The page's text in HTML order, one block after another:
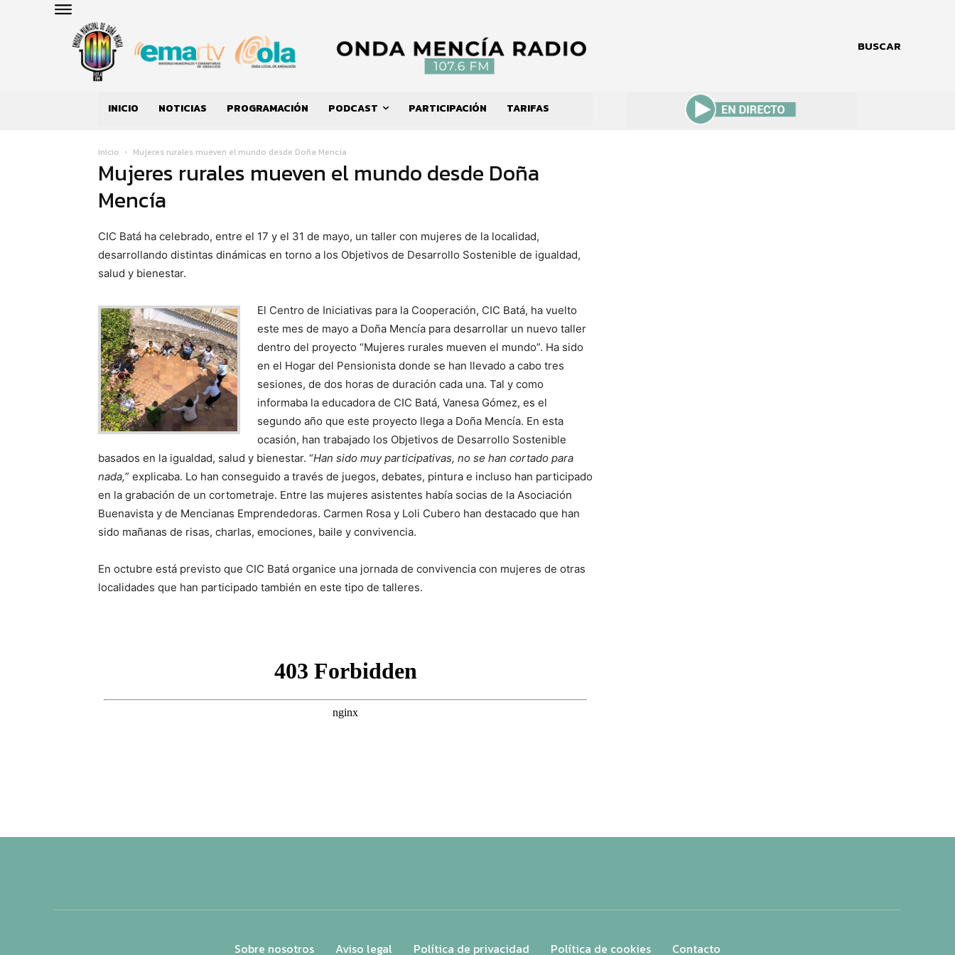
BUSCAR
INICIO NOTICIAS PROGRAMACIÓN PODCAST PARTICIPACIÓN TARIFAS
Inicio Mujeres rurales mueven el mundo desde Doña Mencía
Mujeres rurales mueven el mundo desde Doña
Mencía
CIC Batá ha celebrado, entre el 17 y el 31 de mayo, un taller con mujeres de la localidad,
desarrollando distintas dinámicas en torno a los Objetivos de Desarrollo Sostenible de igualdad,
salud y bienestar.
El Centro de Iniciativas para la Cooperación, CIC Batá, ha vuelto
este mes de mayo a Doña Mencía para desarrollar un nuevo taller
dentro del proyecto “Mujeres rurales mueven el mundo”. Ha sido
en el Hogar del Pensionista donde se han llevado a cabo tres
sesiones, de dos horas de duración cada una. Tal y como
informaba la educadora de CIC Batá, Vanesa Gómez, es el
segundo año que este proyecto llega a Doña Mencía. En esta
ocasión, han trabajado los Objetivos de Desarrollo Sostenible
basados en la igualdad, salud y bienestar. “Han sido muy participativas, no se han cortado para
nada,” explicaba. Lo han conseguido a través de juegos, debates, pintura e incluso han participado
en la grabación de un cortometraje. Entre las mujeres asistentes había socias de la Asociación
Buenavista y de Mencianas Emprendedoras. Carmen Rosa y Loli Cubero han destacado que han
sido mañanas de risas, charlas, emociones, baile y convivencia.
En octubre está previsto que CIC Batá organice una jornada de convivencia con mujeres de otras
localidades que han participado también en este tipo de talleres.
Sobre nosotros Aviso legal Política de privacidad Política de cookies Contacto